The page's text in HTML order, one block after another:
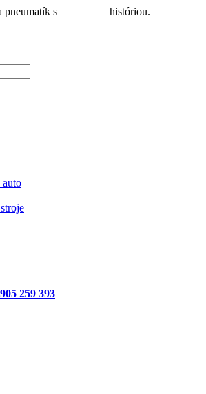
pneumatík s históriou.
auto
259 393